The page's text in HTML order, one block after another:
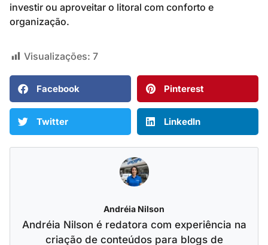
investir ou aproveitar o litoral com conforto e
organização.
Visualizações: 7
Facebook Pinterest
Twitter LinkedIn
Andréia Nilson
Andréia Nilson é redatora com experiência na
criação de conteúdos para blogs de